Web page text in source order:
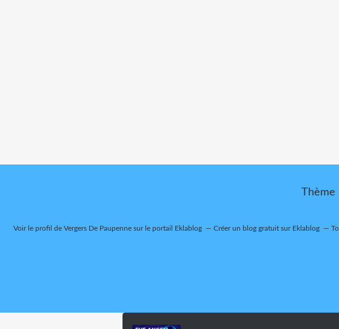
Voir le profil de Vergers De Paupennesur le portail Eklablog Créer un blog gratuit sur Eklablog